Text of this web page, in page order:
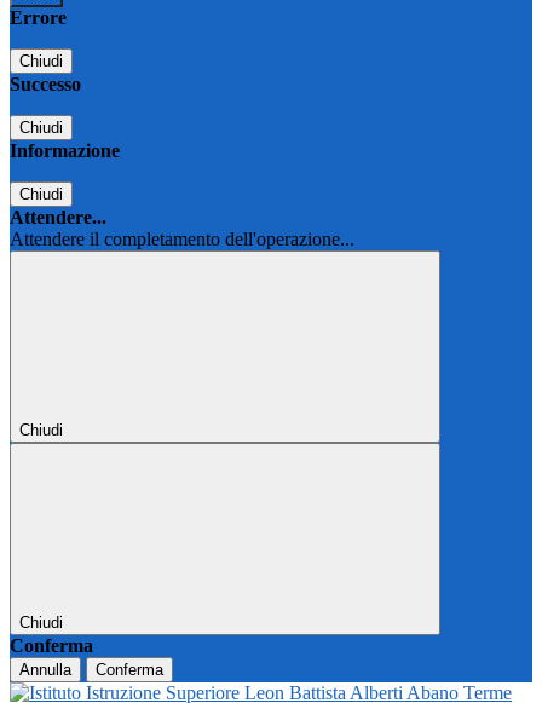
Errore
Chiudi
Successo
Chiudi
Informazione
Chiudi
Attendere...
Attendere il completamento dell'operazione...
Chiudi
Chiudi
Conferma
Annulla Conferma